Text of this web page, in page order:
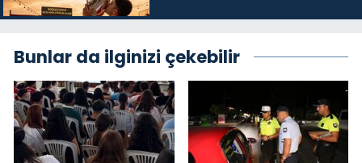
Bunlar da ilginizi çekebilir